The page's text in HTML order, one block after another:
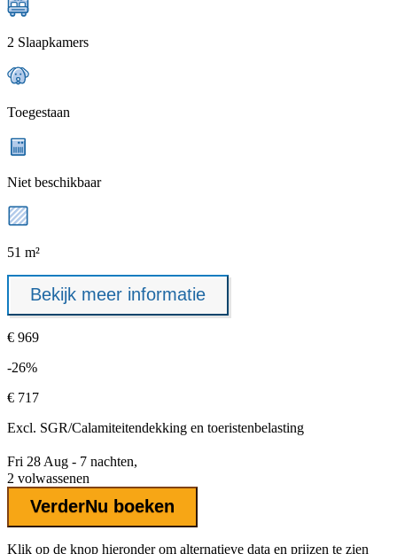
2 Slaapkamers
Toegestaan
Niet beschikbaar
51 m²
Bekijk meer informatie
€ 969
-26%
€ 717
Excl. SGR/Calamiteitendekking en toeristenbelasting
Fri 28 Aug - 7 nachten,
2 volwassenen
VerderNu boeken
Klik op de knop hieronder om alternatieve data en prijzen te zien